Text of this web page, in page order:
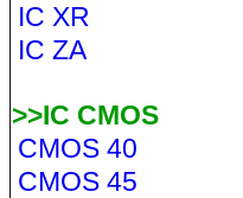
IC XR
IC ZA
>>IC CMOS
CMOS 40
CMOS 45